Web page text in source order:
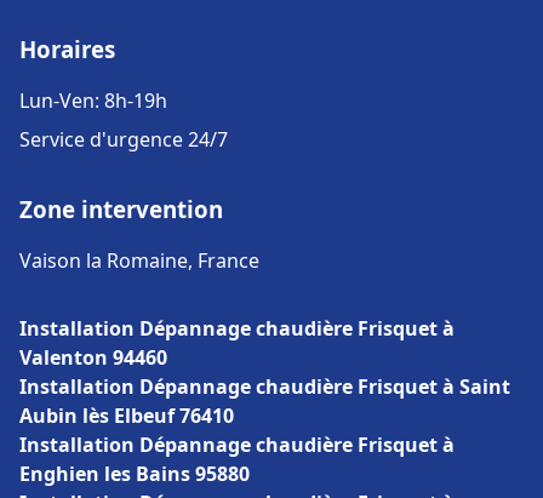
Horaires
Lun-Ven: 8h-19h
Service d'urgence 24/7
Zone intervention
Vaison la Romaine, France
Installation Dépannage chaudière Frisquet à
Valenton 94460
Installation Dépannage chaudière Frisquet à Saint
Aubin lès Elbeuf 76410
Installation Dépannage chaudière Frisquet à
Enghien les Bains 95880